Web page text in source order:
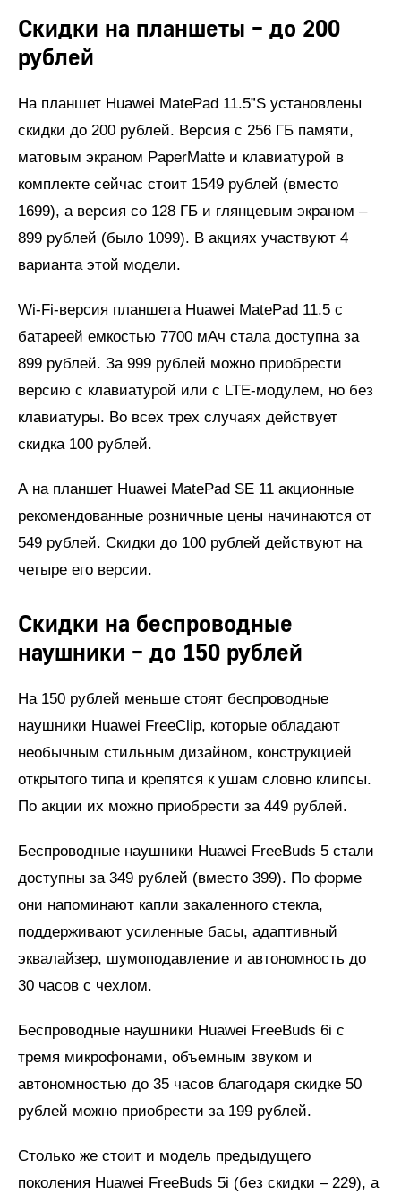
Скидки на планшеты – до 200
рублей
На планшет Huawei MatePad 11.5”S установлены
скидки до 200 рублей. Версия с 256 ГБ памяти,
матовым экраном PaperMatte и клавиатурой в
комплекте сейчас стоит 1549 рублей (вместо
1699), а версия со 128 ГБ и глянцевым экраном –
899 рублей (было 1099). В акциях участвуют 4
варианта этой модели.
Wi-Fi-версия планшета Huawei MatePad 11.5 с
батареей емкостью 7700 мАч стала доступна за
899 рублей. За 999 рублей можно приобрести
версию с клавиатурой или с LTE-модулем, но без
клавиатуры. Во всех трех случаях действует
скидка 100 рублей.
А на планшет Huawei MatePad SE 11 акционные
рекомендованные розничные цены начинаются от
549 рублей. Скидки до 100 рублей действуют на
четыре его версии.
Скидки на беспроводные
наушники – до 150 рублей
На 150 рублей меньше стоят беспроводные
наушники Huawei FreeClip, которые обладают
необычным стильным дизайном, конструкцией
открытого типа и крепятся к ушам словно клипсы.
По акции их можно приобрести за 449 рублей.
Беспроводные наушники Huawei FreeBuds 5 стали
доступны за 349 рублей (вместо 399). По форме
они напоминают капли закаленного стекла,
поддерживают усиленные басы, адаптивный
эквалайзер, шумоподавление и автономность до
30 часов с чехлом.
Беспроводные наушники Huawei FreeBuds 6i с
тремя микрофонами, объемным звуком и
автономностью до 35 часов благодаря скидке 50
рублей можно приобрести за 199 рублей.
Столько же стоит и модель предыдущего
поколения Huawei FreeBuds 5i (без скидки – 229), а